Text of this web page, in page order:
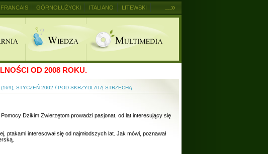
OD 2008 ROKU.
(169), STYCZEŃ 2002 / POD SKRZYDLATĄ STRZECHĄ
Dzikim Zwierzętom prowadzi pasjonat, od lat interesujący się
interesował się od najmłodszych lat. Jak mówi, poznawał
...»
FRANCAIS GÓRNOŁUŻYCKI ITALIANO LITEWSKI